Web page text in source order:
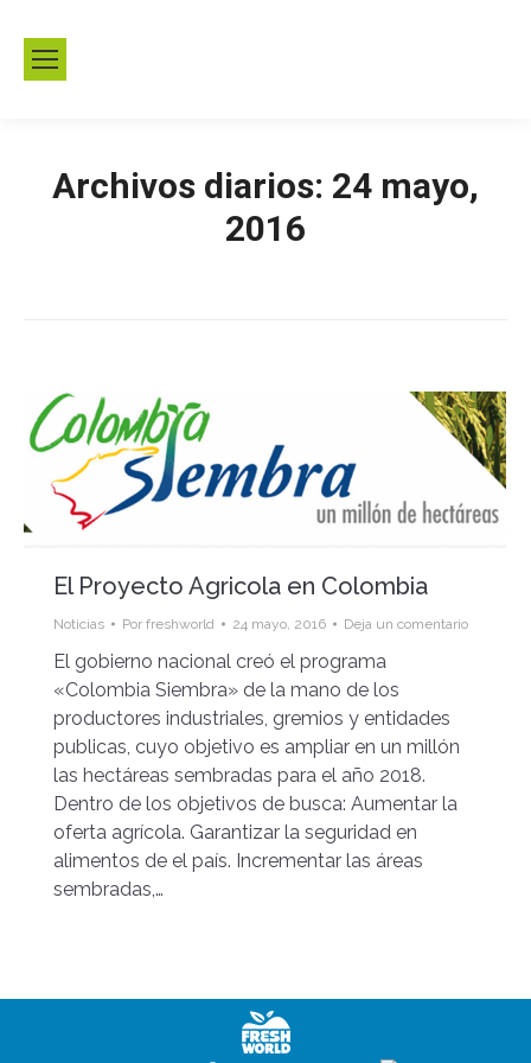
Archivos diarios: 24 mayo,
2016
El Proyecto Agricola en Colombia
Noticias Por freshworld 24 mayo, 2016 Deja un comentario
El gobierno nacional creó el programa
«Colombia Siembra» de la mano de los
productores industriales, gremios y entidades
publicas, cuyo objetivo es ampliar en un millón
las hectáreas sembradas para el año 2018.
Dentro de los objetivos de busca: Aumentar la
oferta agrícola. Garantizar la seguridad en
alimentos de el país. Incrementar las áreas
sembradas,…